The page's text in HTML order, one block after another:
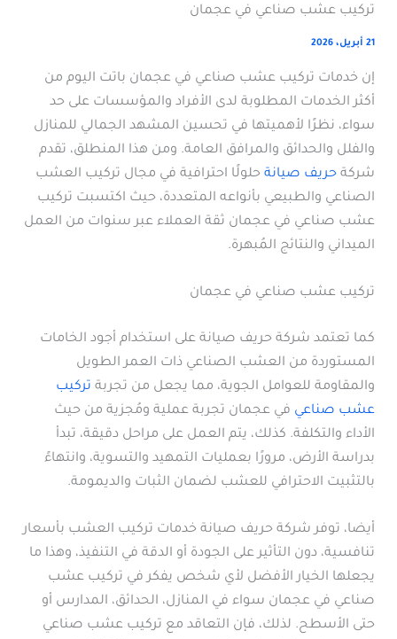
تركيب عشب صناعي في عجمان
21 أبريل، 2026
إن خدمات تركيب عشب صناعي في عجمان باتت اليوم من
أكثر الخدمات المطلوبة لدى الأفراد والمؤسسات على حد
سواء، نظرًا لأهميتها في تحسين المشهد الجمالي للمنازل
والفلل والحدائق والمرافق العامة. ومن هذا المنطلق، تقدم
شركةحريف صيانة حلولًا احترافية في مجال تركيب العشب
الصناعي والطبيعي بأنواعه المتعددة، حيث اكتسبت تركيب
عشب صناعي في عجمان ثقة العملاء عبر سنوات من العمل
الميداني والنتائج المُبهرة.
تركيب عشب صناعي في عجمان
كما تعتمد شركة حريف صيانة على استخدام أجود الخامات
المستوردة من العشب الصناعي ذات العمر الطويل
والمقاومة للعوامل الجوية، مما يجعل من تجربة تركيب
عشب صناعي في عجمان تجربة عملية ومُجزية من حيث
الأداء والتكلفة. كذلك، يتم العمل على مراحل دقيقة، تبدأ
بدراسة الأرض، مرورًا بعمليات التمهيد والتسوية، وانتهاءً
بالتثبيت الاحترافي للعشب لضمان الثبات والديمومة.
أيضا، توفر شركة حريف صيانة خدمات تركيب العشب بأسعار
تنافسية، دون التأثير على الجودة أو الدقة في التنفيذ، وهذا ما
يجعلها الخيار الأفضل لأي شخص يفكر في تركيب عشب
صناعي في عجمان سواء في المنازل، الحدائق، المدارس أو
حتى الأسطح. لذلك، فإن التعاقد مع تركيب عشب صناعي